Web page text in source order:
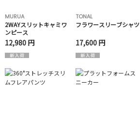
MURUA
2WAYスリットキャミワ
ンピース
12,980 円
TONAL
フラワースリーブシャツ
17,600 円